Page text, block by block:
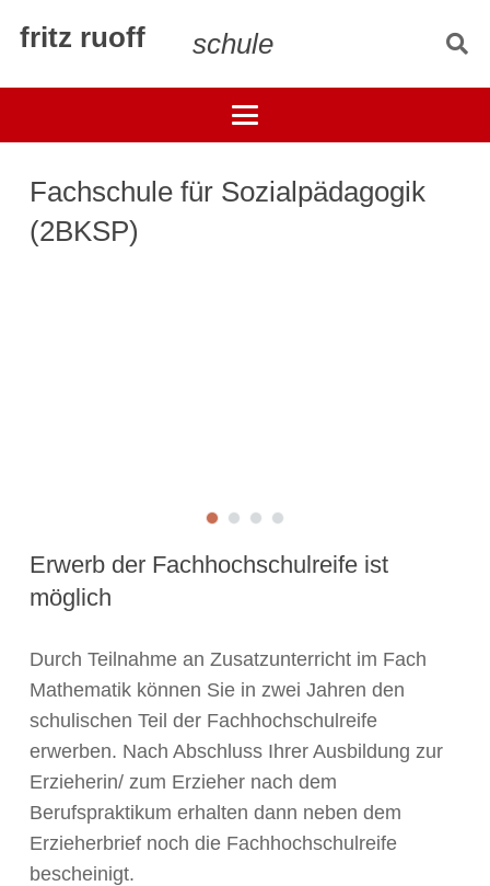
fritz ruoff schule
Fachschule für Sozialpädagogik
(2BKSP)
Erwerb der Fachhochschulreife ist
möglich
Durch Teilnahme an Zusatzunterricht im Fach
Mathematik können Sie in zwei Jahren den
schulischen Teil der Fachhochschulreife
erwerben. Nach Abschluss Ihrer Ausbildung zur
Erzieherin/ zum Erzieher nach dem
Berufspraktikum erhalten dann neben dem
Erzieherbrief noch die Fachhochschulreife
bescheinigt.